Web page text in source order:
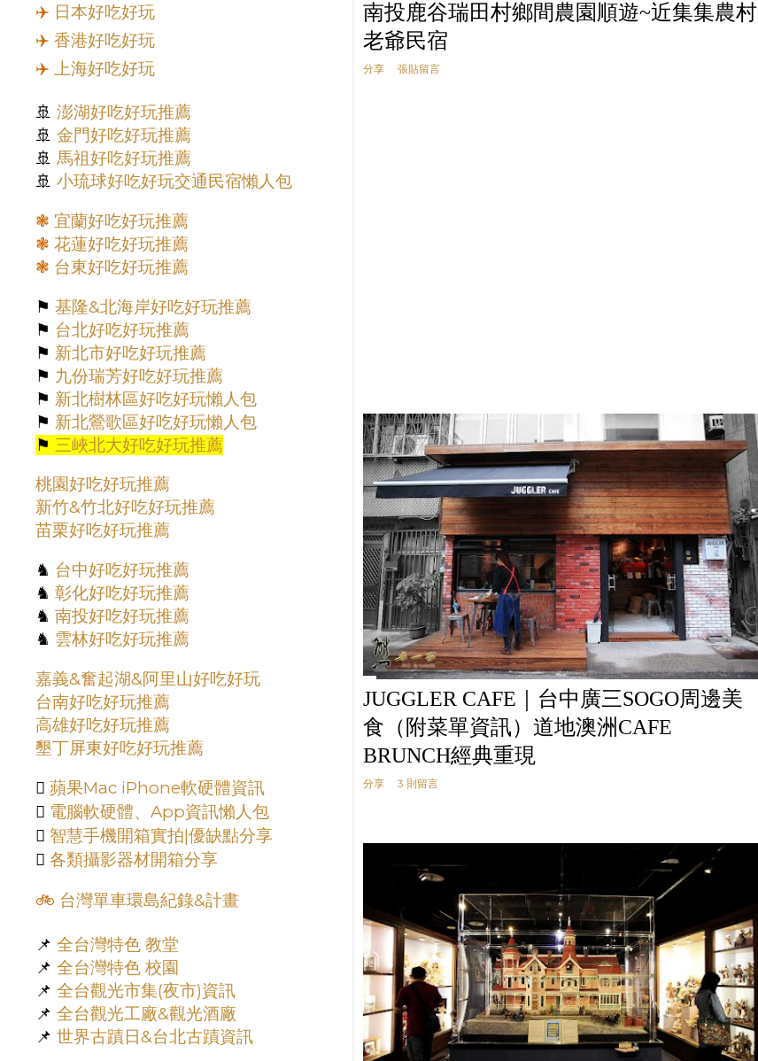
南投鹿谷瑞田村鄉間農園順遊~近集集農村
老爺民宿
分享 張貼留言
JUGGLER CAFE｜台中廣三SOGO周邊美
食（附菜單資訊）道地澳洲CAFE
BRUNCH經典重現
分享 3 則留言
3月
5
2023
50
11月 2
10月 7
9月 5
8月 4
7月
1
6月 2
5月 2
3月 4
2月 7
1月
14
2022 62
12月 13
10月 9
9月 4
8月 7
5月 5
3月
5
2月 7
2021
55
12月 1
11月 3
10月
9月 6
7月 2
6月 3
5月 3
3月 9
2月
10
1月 3
2020 117
✈️ 日本好吃好玩
✈️ 香港好吃好玩
✈️ 上海好吃好玩
🚢 澎湖好吃好玩推薦
🚢 金門好吃好玩推薦
🚢 馬祖好吃好玩推薦
🚢 小琉球好吃好玩交通民宿懶人包
❃ 宜蘭好吃好玩推薦
❃ 花蓮好吃好玩推薦
❃ 台東好吃好玩推薦
⚑ 基隆&北海岸好吃好玩推薦
⚑ 台北好吃好玩推薦
⚑ 新北市好吃好玩推薦
⚑ 九份瑞芳好吃好玩推薦
⚑ 新北樹林區好吃好玩懶人包
⚑ 新北鶯歌區好吃好玩懶人包
⚑ 三峽北大好吃好玩推薦
桃園好吃好玩推薦
新竹&竹北好吃好玩推薦
苗栗好吃好玩推薦
♞ 台中好吃好玩推薦
♞ 彰化好吃好玩推薦
♞ 南投好吃好玩推薦
♞ 雲林好吃好玩推薦
嘉義&奮起湖&阿里山好吃好玩
台南好吃好玩推薦
高雄好吃好玩推薦
墾丁屏東好吃好玩推薦
 蘋果Mac iPhone軟硬體資訊
 電腦軟硬體、App資訊懶人包
 智慧手機開箱實拍|優缺點分享
 各類攝影器材開箱分享
🚲 台灣單車環島紀錄&計畫
📌 全台灣特色 教堂
📌 全台灣特色 校園
📌 全台觀光市集(夜市)資訊
📌 全台觀光工廠&觀光酒廠
📌 世界古蹟日&台北古蹟資訊